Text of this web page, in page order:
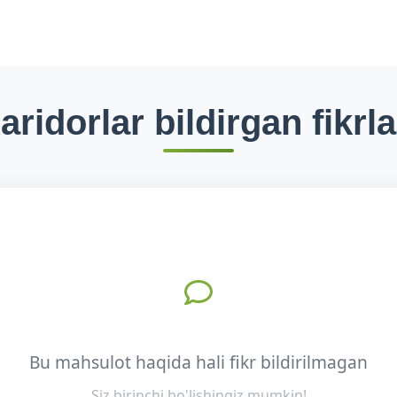
bildirgan
Bu mahsulot haqida hali fikr bildirilmagan